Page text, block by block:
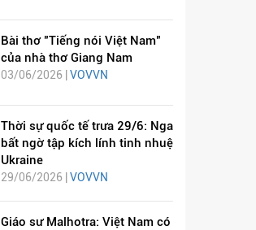
Bài thơ "Tiếng nói Việt Nam"
của nhà thơ Giang Nam
03/06/2026 | VOVVN
Thời sự quốc tế trưa 29/6: Nga
bất ngờ tập kích lính tinh nhuệ
Ukraine
29/06/2026 | VOVVN
Giáo sư Malhotra: Việt Nam có